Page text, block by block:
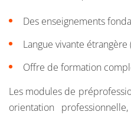
Des enseignements
Langue vivante étrangère
Offre de formation
Les modules de
orientation